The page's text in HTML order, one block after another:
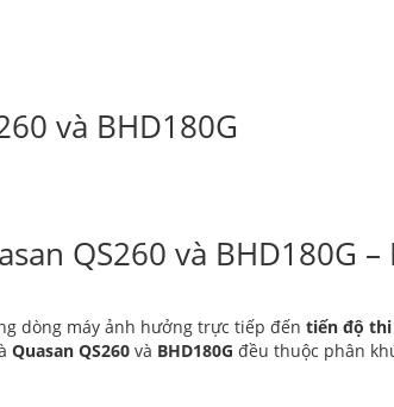
và BHD180G
QS260 và BHD180G –
dòng máy ảnh hưởng trực tiếp đến tiến độ thi
Quasan QS260 và BHD180G đều thuộc phân